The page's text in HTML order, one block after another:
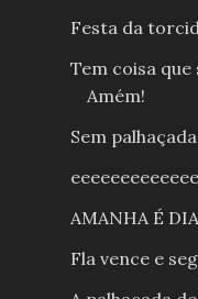
Festa da
Tem coisa
Amém!
Sem palhaçada
AMANHA É
Fla vence e